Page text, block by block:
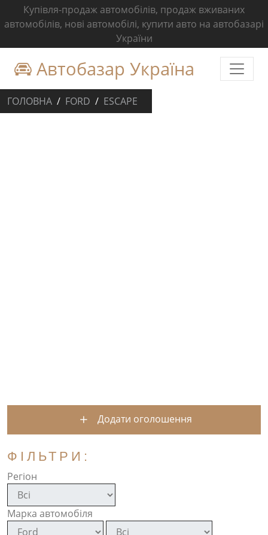
Купівля-продаж автомобілів, продаж вживаних
автомобілів, нові автомобілі, купити авто на автобазарі
України
Автобазар Україна
ГОЛОВНА FORD ESCAPE
Додати оголошення
ФІЛЬТРИ:
Регіон
Марка автомобіля